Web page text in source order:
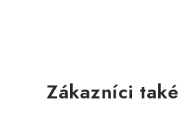
Zákazníci